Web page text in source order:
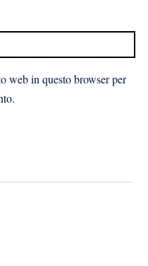
web in questo browser per